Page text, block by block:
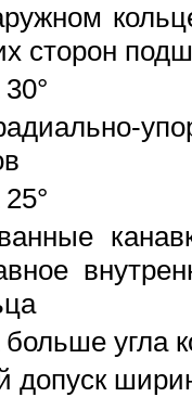
сторон
больше угла
допуск